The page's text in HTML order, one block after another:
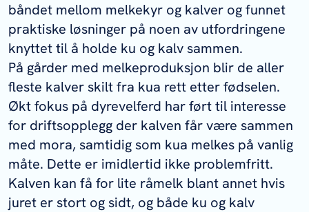
båndet mellom melkekyr og kalver og funnet
praktiske løsninger på noen av utfordringene
knyttet til å holde ku og kalv sammen.
På gårder med melkeproduksjon blir de aller
fleste kalver skilt fra kua rett etter fødselen.
Økt fokus på dyrevelferd har ført til interesse
for driftsopplegg der kalven får være sammen
med mora, samtidig som kua melkes på vanlig
måte. Dette er imidlertid ikke problemfritt.
Kalven kan få for lite råmelk blant annet hvis
juret er stort og sidt, og både ku og kalv